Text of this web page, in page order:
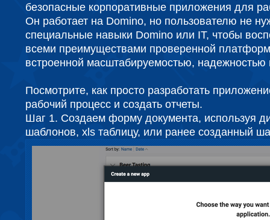
безопасные корпоративные приложения для
Он работает на Domino, но пользователю не
специальные навыки Domino или IT, чтобы
всеми преимуществами проверенной
встроенной масштабируемостью, надежностью
Посмотрите, как просто разработать
рабочий процесс и создать отчеты.
Шаг 1. Создаем форму документа, используя
шаблонов, xls таблицу, или ранее созданный